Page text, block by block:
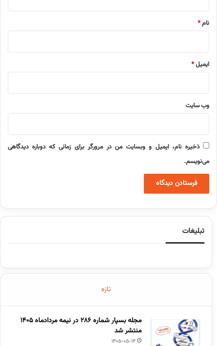
نام*
ایمیل*
وب‌ سایت
ذخیره نام، ایمیل و وبسایت من در مرورگر برای زمانی که دوباره دیدگاهی
می‌نویسم.
تبلیغات
تازه
مجله بسپار شماره 286 در نیمه مردادماه 1405
منتشر شد
1405-05-14